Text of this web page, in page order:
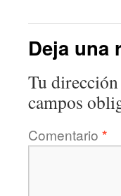
Deja una
Tu
campos
Comentario *